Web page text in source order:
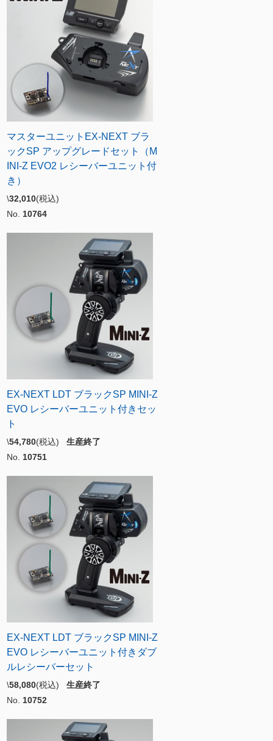
マスターユニットEX-NEXT ブラ
ックSP アップグレードセット（M
INI-Z EVO2 レシーバーユニット付
き）
\32,010(税込)
No. 10764
EX-NEXT LDT ブラックSP MINI-Z
EVO レシーバーユニット付きセッ
ト
\54,780(税込) 生産終了
No. 10751
EX-NEXT LDT ブラックSP MINI-Z
EVO レシーバーユニット付きダブ
ルレシーバーセット
\58,080(税込) 生産終了
No. 10752